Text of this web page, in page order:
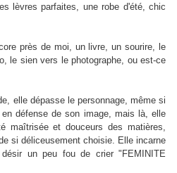
lèvres parfaites, une robe d'été, chic
près de moi, un livre, un sourire, le
le sien vers le photographe, ou est-ce
elle dépasse le personnage, même si
défense de son image, mais là, elle
maîtrisée et douceurs des matières,
si déliceusement choisie. Elle incarne
un peu fou de crier "FEMINITE